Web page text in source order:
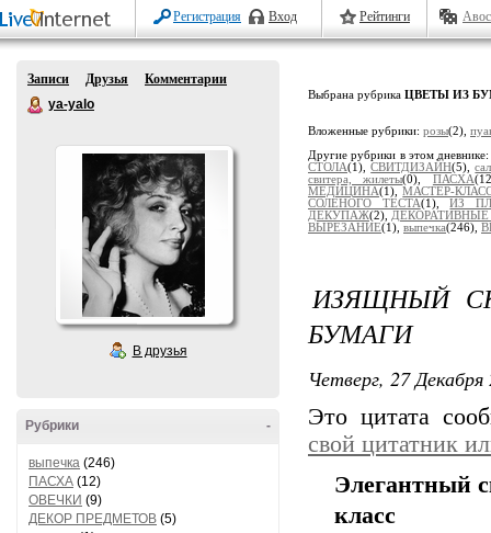
Регистрация Вход Рейтинги
Записи Друзья
Комментарии
ya-yalo
В друзья
-
Рубрики
выпечка (246)
ПАСХА (12)
ОВЕЧКИ (9)
ДЕКОР ПРЕДМЕТОВ (5)
Выбрана рубрика ЦВЕТЫ ИЗ
Вложенные рубрики: розы(2),
Другие рубрики в этом
СТОЛА(1),СВИТДИЗАЙН(5),
свитера, жилеты(0), ПАСХА
МЕДИЦИНА(1),МАСТЕР-
СОЛЁНОГО ТЕСТА(1),ИЗ
ДЕКУПАЖ(2), ДЕКОРАТИВНЫЕ
ВЫРЕЗАНИЕ(1), выпечка(246),
ИЗЯЩНЫЙ
БУМАГИ
Четверг, 27
Это цитата
свой цитатник
Элегантный
класс